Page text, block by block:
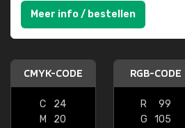
Meer info / bestellen
CMYK-CODE
C
24
M
20
RGB-CODE
R
99
G
105